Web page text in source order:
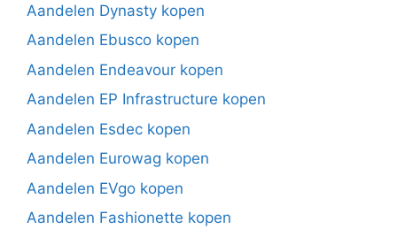
Aandelen Dynasty kopen
Aandelen Ebusco kopen
Aandelen Endeavour kopen
Aandelen EP Infrastructure kopen
Aandelen Esdec kopen
Aandelen Eurowag kopen
Aandelen EVgo kopen
Aandelen Fashionette kopen